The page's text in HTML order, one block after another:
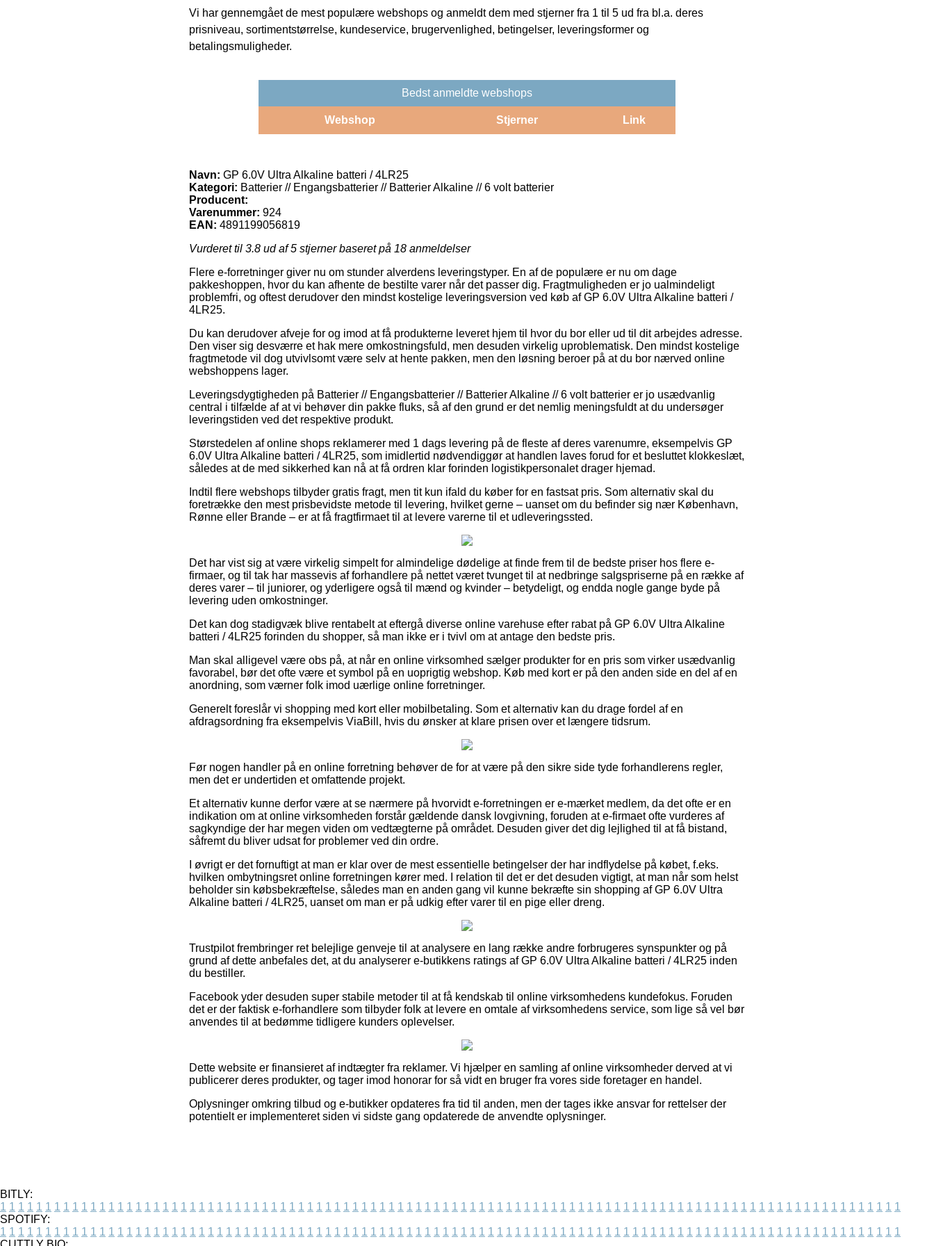
Vi har gennemgået de mest populære webshops og anmeldt dem med stjerner fra 1 til 5 ud fra bl.a. deres
prisniveau, sortimentstørrelse, kundeservice, brugervenlighed, betingelser, leveringsformer og
betalingsmuligheder.
Bedst anmeldte webshops
Webshop Stjerner Link
Navn: GP 6.0V Ultra Alkaline batteri / 4LR25
Kategori: Batterier // Engangsbatterier // Batterier Alkaline // 6 volt batterier
Producent:
Varenummer: 924
EAN: 4891199056819
Vurderet til 3.8 ud af 5 stjerner baseret på 18 anmeldelser
Flere e-forretninger giver nu om stunder alverdens leveringstyper. En af de populære er nu om dage
pakkeshoppen, hvor du kan afhente de bestilte varer når det passer dig. Fragtmuligheden er jo ualmindeligt
problemfri, og oftest derudover den mindst kostelige leveringsversion ved køb af GP 6.0V Ultra Alkaline batteri /
4LR25.
Du kan derudover afveje for og imod at få produkterne leveret hjem til hvor du bor eller ud til dit arbejdes adresse.
Den viser sig desværre et hak mere omkostningsfuld, men desuden virkelig uproblematisk. Den mindst kostelige
fragtmetode vil dog utvivlsomt være selv at hente pakken, men den løsning beroer på at du bor nærved online
webshoppens lager.
Leveringsdygtigheden på Batterier // Engangsbatterier // Batterier Alkaline // 6 volt batterier er jo usædvanlig
central i tilfælde af at vi behøver din pakke fluks, så af den grund er det nemlig meningsfuldt at du undersøger
leveringstiden ved det respektive produkt.
Størstedelen af online shops reklamerer med 1 dags levering på de fleste af deres varenumre, eksempelvis GP
6.0V Ultra Alkaline batteri / 4LR25, som imidlertid nødvendiggør at handlen laves forud for et besluttet klokkeslæt,
således at de med sikkerhed kan nå at få ordren klar forinden logistikpersonalet drager hjemad.
Indtil flere webshops tilbyder gratis fragt, men tit kun ifald du køber for en fastsat pris. Som alternativ skal du
foretrække den mest prisbevidste metode til levering, hvilket gerne – uanset om du befinder sig nær København,
Rønne eller Brande – er at få fragtfirmaet til at levere varerne til et udleveringssted.
Det har vist sig at være virkelig simpelt for almindelige dødelige at finde frem til de bedste priser hos flere e-
firmaer, og til tak har massevis af forhandlere på nettet været tvunget til at nedbringe salgspriserne på en række af
deres varer – til juniorer, og yderligere også til mænd og kvinder – betydeligt, og endda nogle gange byde på
levering uden omkostninger.
Det kan dog stadigvæk blive rentabelt at eftergå diverse online varehuse efter rabat på GP 6.0V Ultra Alkaline
batteri / 4LR25 forinden du shopper, så man ikke er i tvivl om at antage den bedste pris.
Man skal alligevel være obs på, at når en online virksomhed sælger produkter for en pris som virker usædvanlig
favorabel, bør det ofte være et symbol på en uoprigtig webshop. Køb med kort er på den anden side en del af en
anordning, som værner folk imod uærlige online forretninger.
Generelt foreslår vi shopping med kort eller mobilbetaling. Som et alternativ kan du drage fordel af en
afdragsordning fra eksempelvis ViaBill, hvis du ønsker at klare prisen over et længere tidsrum.
Før nogen handler på en online forretning behøver de for at være på den sikre side tyde forhandlerens regler,
men det er undertiden et omfattende projekt.
Et alternativ kunne derfor være at se nærmere på hvorvidt e-forretningen er e-mærket medlem, da det ofte er en
indikation om at online virksomheden forstår gældende dansk lovgivning, foruden at e-firmaet ofte vurderes af
sagkyndige der har megen viden om vedtægterne på området. Desuden giver det dig lejlighed til at få bistand,
såfremt du bliver udsat for problemer ved din ordre.
I øvrigt er det fornuftigt at man er klar over de mest essentielle betingelser der har indflydelse på købet, f.eks.
hvilken ombytningsret online forretningen kører med. I relation til det er det desuden vigtigt, at man når som helst
beholder sin købsbekræftelse, således man en anden gang vil kunne bekræfte sin shopping af GP 6.0V Ultra
Alkaline batteri / 4LR25, uanset om man er på udkig efter varer til en pige eller dreng.
Trustpilot frembringer ret belejlige genveje til at analysere en lang række andre forbrugeres synspunkter og på
grund af dette anbefales det, at du analyserer e-butikkens ratings af GP 6.0V Ultra Alkaline batteri / 4LR25 inden
du bestiller.
Facebook yder desuden super stabile metoder til at få kendskab til online virksomhedens kundefokus. Foruden
det er der faktisk e-forhandlere som tilbyder folk at levere en omtale af virksomhedens service, som lige så vel bør
anvendes til at bedømme tidligere kunders oplevelser.
Dette website er finansieret af indtægter fra reklamer. Vi hjælper en samling af online virksomheder derved at vi
publicerer deres produkter, og tager imod honorar for så vidt en bruger fra vores side foretager en handel.
Oplysninger omkring tilbud og e-butikker opdateres fra tid til anden, men der tages ikke ansvar for rettelser der
potentielt er implementeret siden vi sidste gang opdaterede de anvendte oplysninger.
BITLY:
1 1 1 1 1 1 1 1 1 1 1 1 1 1 1 1 1 1 1 1 1 1 1 1 1 1 1 1 1 1 1 1 1 1 1 1 1 1 1 1 1 1 1 1 1 1 1 1 1 1 1 1 1 1 1 1 1 1 1 1 1 1 1 1 1 1 1 1 1 1 1 1 1 1 1 1 1 1 1 1 1 1 1 1 1 1 1 1 1 1 1 1 1 1 1 1 1 1 1 1
SPOTIFY:
1 1 1 1 1 1 1 1 1 1 1 1 1 1 1 1 1 1 1 1 1 1 1 1 1 1 1 1 1 1 1 1 1 1 1 1 1 1 1 1 1 1 1 1 1 1 1 1 1 1 1 1 1 1 1 1 1 1 1 1 1 1 1 1 1 1 1 1 1 1 1 1 1 1 1 1 1 1 1 1 1 1 1 1 1 1 1 1 1 1 1 1 1 1 1 1 1 1 1 1